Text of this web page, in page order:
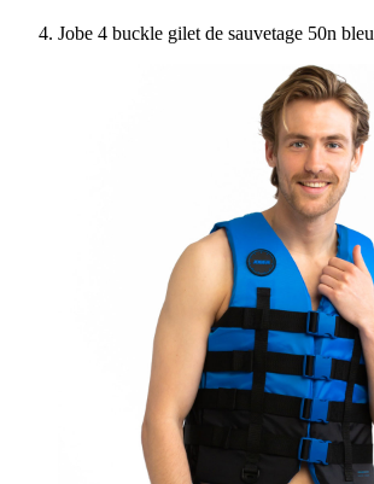
Jobe 4 buckle gilet de sauvetage 50n bleu